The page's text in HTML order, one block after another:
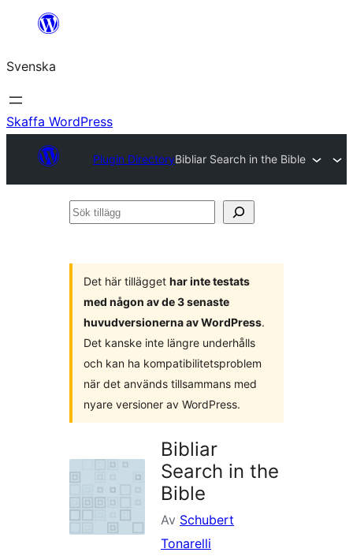
Hoppa
innehåll
Svenska
Skaffa WordPress
Plugin DirectoryBibliar Search in the Bible
Sök
Det här tillägget har inte testats
med någon av de 3 senaste
huvudversionerna av WordPress.
Det kanske inte längre underhålls
och kan ha kompatibilitetsproblem
när det används tillsammans med
nyare versioner av WordPress.
Bibliar
Search in the
Bible
Av Schubert
Tonarelli